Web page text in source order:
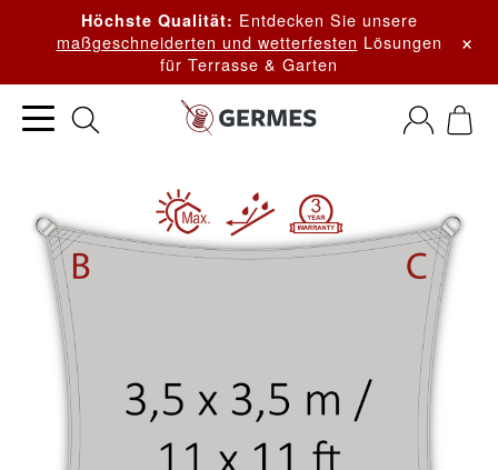
Höchste Qualität: Entdecken Sie unsere
maßgeschneiderten und wetterfesten Lösungen
für Terrasse & Garten
×